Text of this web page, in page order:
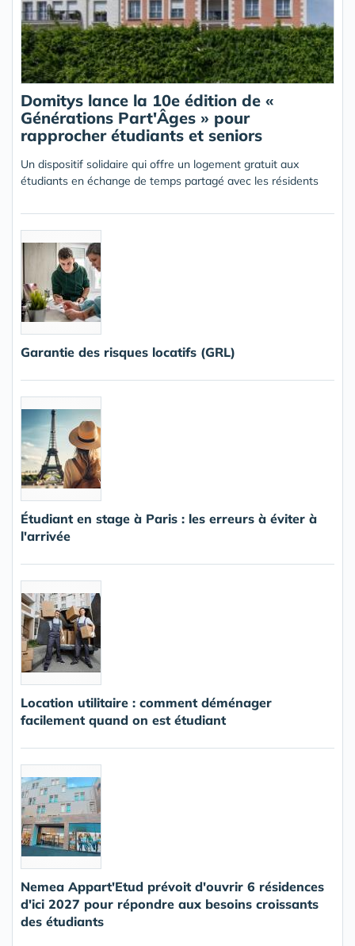
Domitys lance la 10e édition de «
Générations Part'Âges » pour
rapprocher étudiants et seniors
Un dispositif solidaire qui offre un logement gratuit aux
étudiants en échange de temps partagé avec les résidents
Garantie des risques locatifs (GRL)
Étudiant en stage à Paris : les erreurs à éviter à
l'arrivée
Location utilitaire : comment déménager
facilement quand on est étudiant
Nemea Appart'Etud prévoit d'ouvrir 6 résidences
d'ici 2027 pour répondre aux besoins croissants
des étudiants